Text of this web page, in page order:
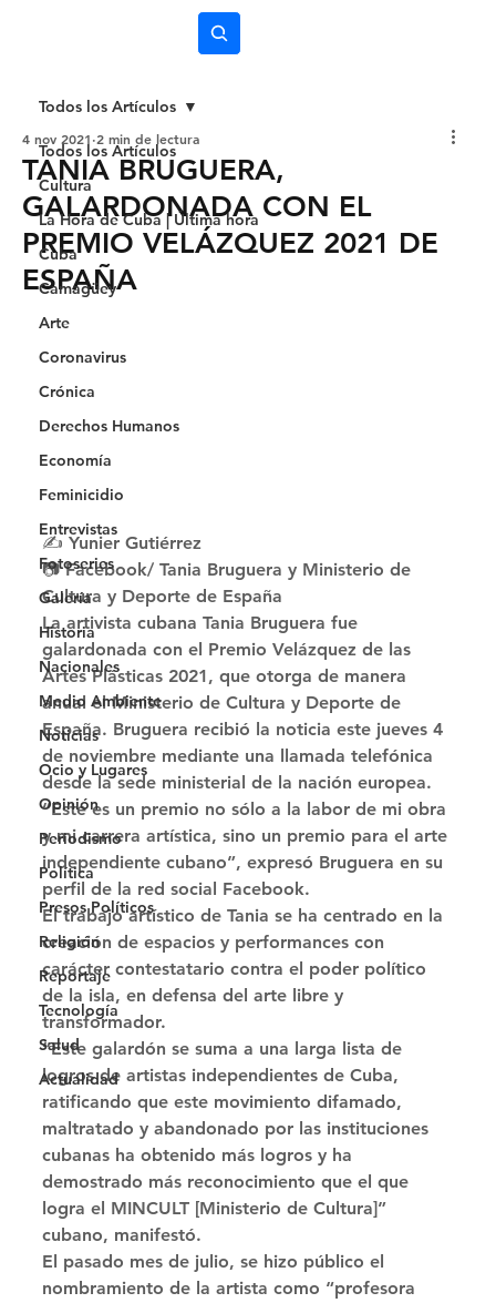
Todos los Artículos
Cultura
La Hora de Cuba | Última hora
Cuba
Camagüey
Arte
Coronavirus
Crónica
Derechos Humanos
Economía
Feminicidio
Entrevistas
Fotoseries
Galería
Historia
Nacionales
Medio Ambiente
Noticias
Ocio y Lugares
Opinión
Periodismo
Política
Presos Políticos
Religión
Reportaje
Tecnología
Salud
Actualidad
Todos los Artículos
TANIA BRUGUERA,
GALARDONADA CON EL
PREMIO VELÁZQUEZ 2021 DE
ESPAÑA
4 nov 2021 2 min de lectura
✍ Yunier Gutiérrez
📷 Facebook/ Tania Bruguera y Ministerio de
Cultura y Deporte de España
La artivista cubana Tania Bruguera fue
galardonada con el Premio Velázquez de las
Artes Plásticas 2021, que otorga de manera
anual el Ministerio de Cultura y Deporte de
España. Bruguera recibió la noticia este jueves 4
de noviembre mediante una llamada telefónica
desde la sede ministerial de la nación europea.
“Este es un premio no sólo a la labor de mi obra
y mi carrera artística, sino un premio para el arte
independiente cubano”, expresó Bruguera en su
perfil de la red social Facebook.
El trabajo artístico de Tania se ha centrado en la
creación de espacios y performances con
carácter contestatario contra el poder político
de la isla, en defensa del arte libre y
transformador.
“Este galardón se suma a una larga lista de
logros de artistas independientes de Cuba,
ratificando que este movimiento difamado,
maltratado y abandonado por las instituciones
cubanas ha obtenido más logros y ha
demostrado más reconocimiento que el que
logra el MINCULT [Ministerio de Cultura]”
cubano, manifestó.
El pasado mes de julio, se hizo público el
nombramiento de la artista como “profesora